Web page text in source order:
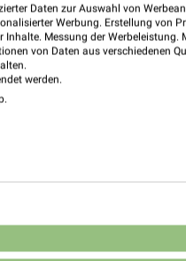
Prospekt für Flöha
Daten zur Auswahl von
Werbung. Erstellung von
Messung der Werbeleistung.
von Daten aus verschiedenen
werden.